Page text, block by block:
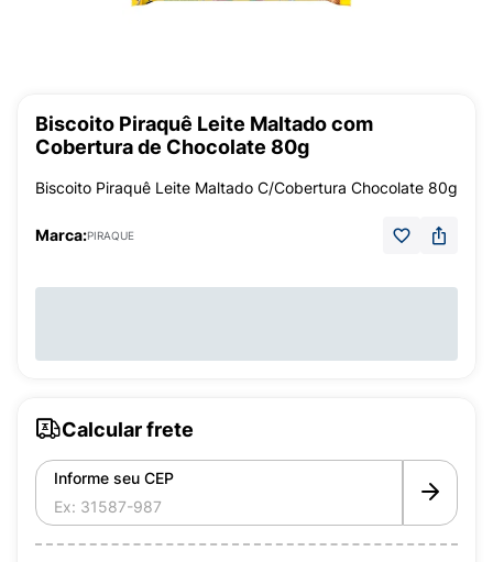
Biscoito Piraquê Leite Maltado com
Cobertura de Chocolate 80g
Biscoito Piraquê Leite Maltado C/Cobertura Chocolate 80g
Marca:PIRAQUE
Calcular frete
Informe seu CEP